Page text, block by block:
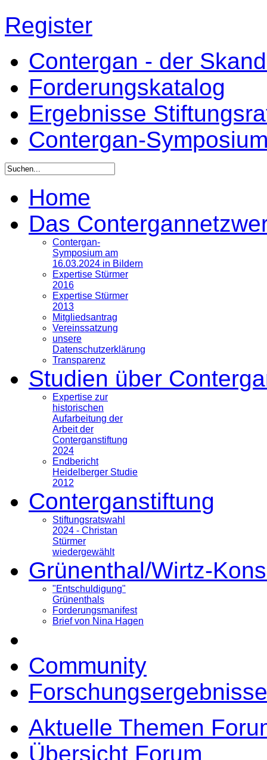
Register
Contergan - der
Forderungskatalog
Ergebnisse
Contergan-
Home
Das
Contergan-
Symposium am
16.03.2024 in Bildern
Expertise Stürmer
2016
Expertise Stürmer
2013
Mitgliedsantrag
Vereinssatzung
unsere
Datenschutzerklärung
Transparenz
Studien über
Expertise zur
historischen
Aufarbeitung der
Arbeit der
Conterganstiftung
2024
Endbericht
Heidelberger Studie
2012
Conterganstiftung
Stiftungsratswahl
2024 - Christan
Stürmer
wiedergewählt
Grünenthal/Wirtz-
"Entschuldigung"
Grünenthals
Forderungsmanifest
Brief von Nina Hagen
Community
Aktuelle Themen
Übersicht Forum